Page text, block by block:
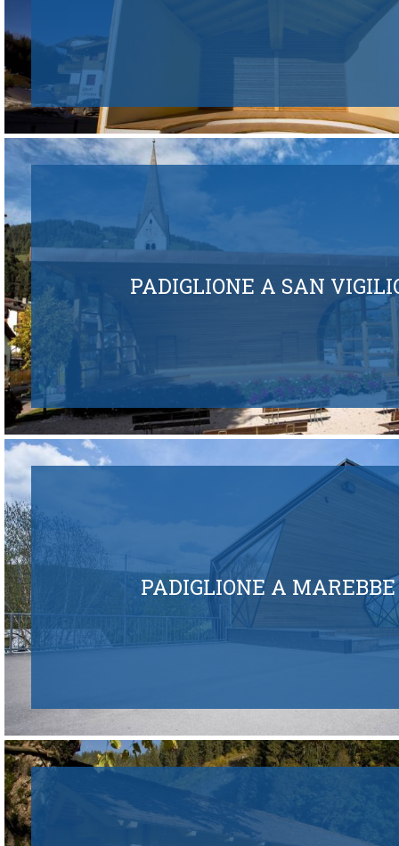
PADIGLIONE A SAN
PADIGLIONE A MAREBBE